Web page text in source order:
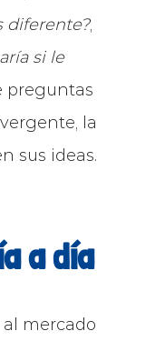
diferente?,
si le
preguntas
la
sus ideas.
a día
al mercado